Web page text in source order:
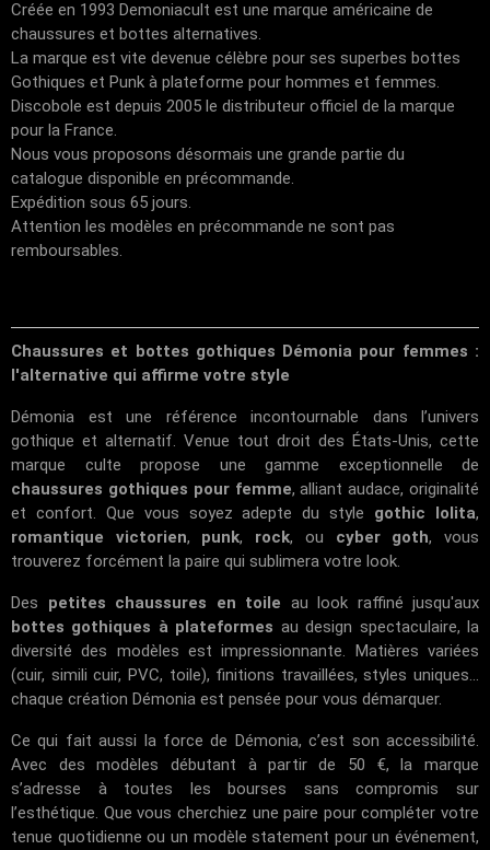
Créée en 1993 Demoniacult est une marque américaine de
chaussures et bottes alternatives.
La marque est vite devenue célèbre pour ses superbes bottes
Gothiques et Punk à plateforme pour hommes et femmes.
Discobole est depuis 2005 le distributeur officiel de la marque
pour la France.
Nous vous proposons désormais une grande partie du
catalogue disponible en précommande.
Expédition sous 65 jours.
Attention les modèles en précommande ne sont pas
remboursables.
Chaussures et bottes gothiques Démonia pour femmes :
l'alternative qui affirme votre style
Démonia est une référence incontournable dans l’univers
gothique et alternatif. Venue tout droit des États-Unis, cette
marque culte propose une gamme exceptionnelle de
chaussures gothiques pour femme, alliant audace, originalité
et confort. Que vous soyez adepte du style gothic lolita,
romantique victorien, punk, rock, ou cyber goth, vous
trouverez forcément la paire qui sublimera votre look.
Des petites chaussures en toile au look raffiné jusqu'aux
bottes gothiques à plateformes au design spectaculaire, la
diversité des modèles est impressionnante. Matières variées
(cuir, simili cuir, PVC, toile), finitions travaillées, styles uniques...
chaque création Démonia est pensée pour vous démarquer.
Ce qui fait aussi la force de Démonia, c’est son accessibilité.
Avec des modèles débutant à partir de 50 €, la marque
s’adresse à toutes les bourses sans compromis sur
l’esthétique. Que vous cherchiez une paire pour compléter votre
tenue quotidienne ou un modèle statement pour un événement,